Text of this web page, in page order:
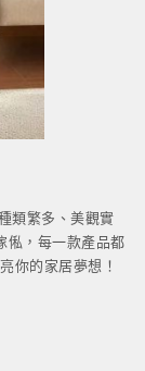
類繁多、美觀實
俬，每一款產品都
你的家居夢想！